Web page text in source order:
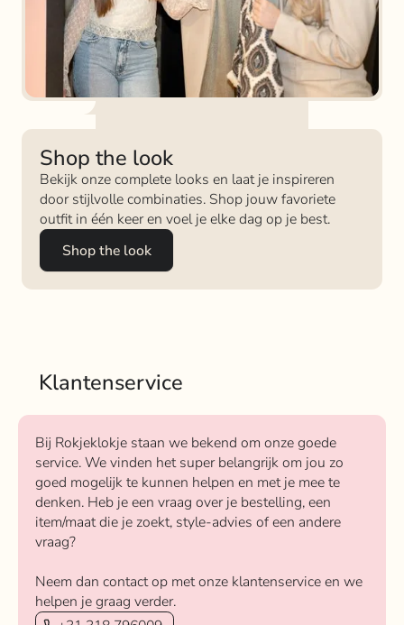
Shop the look
Bekijk onze complete looks en laat je inspireren
door stijlvolle combinaties. Shop jouw favoriete
outfit in één keer en voel je elke dag op je best.
Shop the look
Klantenservice
Bij Rokjeklokje staan we bekend om onze goede
service. We vinden het super belangrijk om jou zo
goed mogelijk te kunnen helpen en met je mee te
denken. Heb je een vraag over je bestelling, een
item/maat die je zoekt, style-advies of een andere
vraag?
Neem dan contact op met onze klantenservice en we
helpen je graag verder.